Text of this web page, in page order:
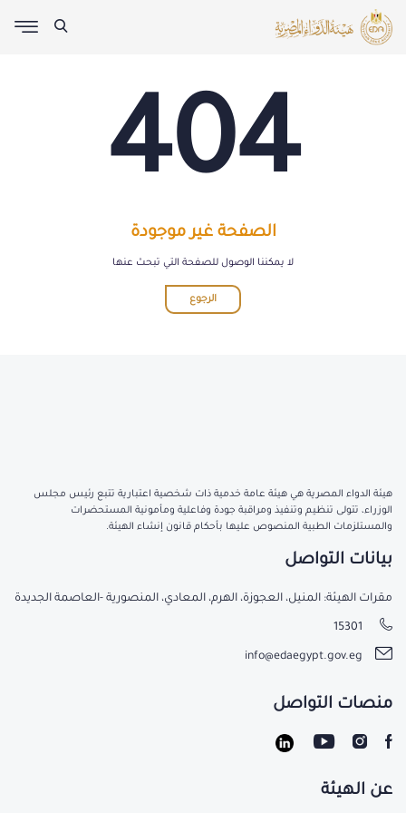
404
الصفحة غير موجودة
لا يمكننا الوصول للصفحة التي تبحث عنها
الرجوع
هيئة الدواء المصرية هي هيئة عامة خدمية ذات شخصية اعتبارية تتبع رئيس مجلس
الوزراء، تتولى تنظيم وتنفيذ ومراقبة جودة وفاعلية ومأمونية المستحضرات
والمستلزمات الطبية المنصوص عليها بأحكام قانون إنشاء الهيئة.
عن الهيئة
بيانات التواصل
مقرات الهيئة: المنيل، العجوزة، الهرم، المعادي، المنصورية -العاصمة الجديدة
15301
info@edaegypt.gov.eg
منصات التواصل